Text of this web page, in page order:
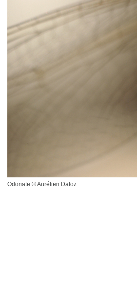
Odonate © Aurélien Daloz